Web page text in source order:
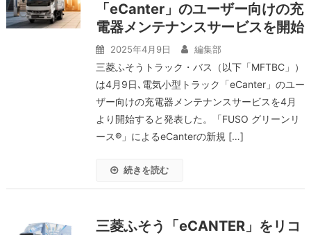
「eCanter」のユーザー向けの充
電器メンテナンスサービスを開始
2025年4月9日 編集部
三菱ふそうトラック・バス（以下「MFTBC」）
は4月9日､電気小型トラック「eCanter」のユー
ザー向けの充電器メンテナンスサービスを4月
より開始すると発表した。「FUSO グリーンリ
ース®」によるeCanterの新規 […]
続きを読む
三菱ふそう「eCANTER」をリコ